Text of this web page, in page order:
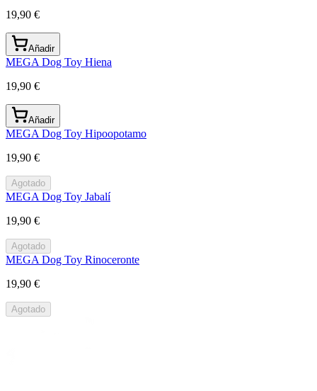
19,90 €
Añadir
MEGA Dog Toy Hiena
19,90 €
Añadir
MEGA Dog Toy Hipoopotamo
19,90 €
Agotado
MEGA Dog Toy Jabalí
19,90 €
Agotado
MEGA Dog Toy Rinoceronte
19,90 €
Agotado